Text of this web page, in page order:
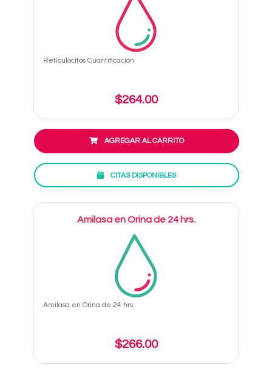
Reticulocitos Cuantificación
$264.00
AGREGAR AL CARRITO
CITAS DISPONIBLES
Amilasa en Orina de 24 hrs.
Amilasa en Orina de 24 hrs.
$266.00